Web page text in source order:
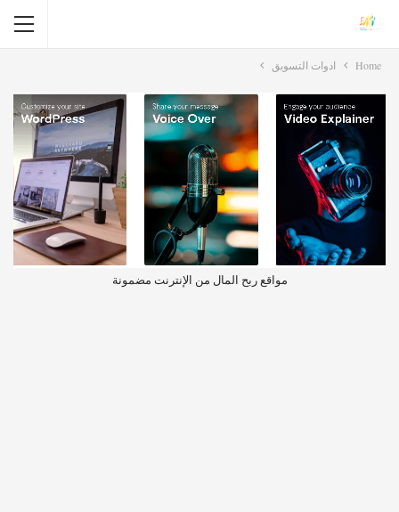
Home ادوات التسويق
مواقع ربح المال من الإنترنت مضمونة